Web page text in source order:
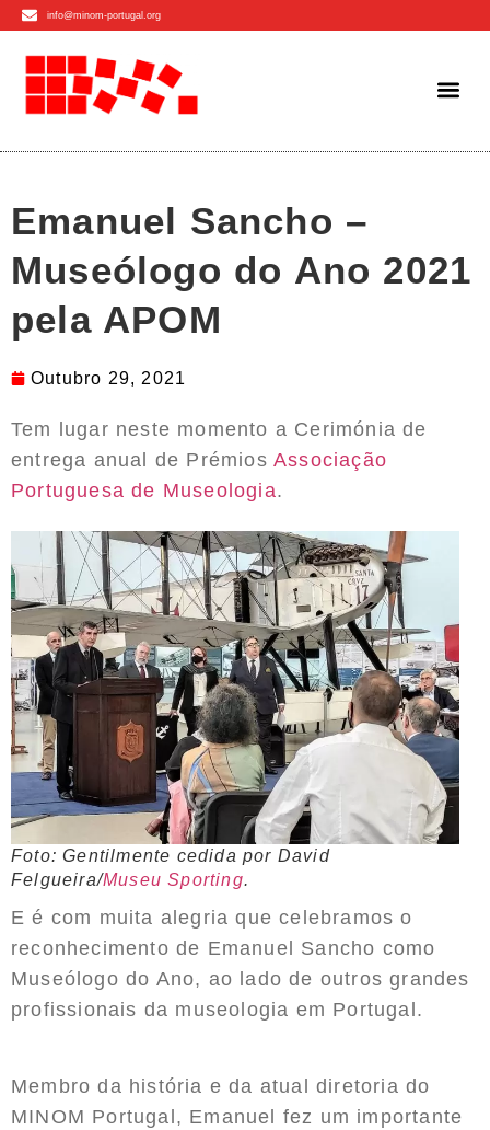
info@minom-portugal.org
Emanuel Sancho –
Museólogo do Ano 2021
pela APOM
Outubro 29, 2021
Tem lugar neste momento a Cerimónia de
entrega anual de Prémios Associação
Portuguesa de Museologia.
Foto: Gentilmente cedida por David
Felgueira/Museu Sporting.
E é com muita alegria que celebramos o
reconhecimento de Emanuel Sancho como
Museólogo do Ano, ao lado de outros grandes
profissionais da museologia em Portugal.
Membro da história e da atual diretoria do
MINOM Portugal, Emanuel fez um importante